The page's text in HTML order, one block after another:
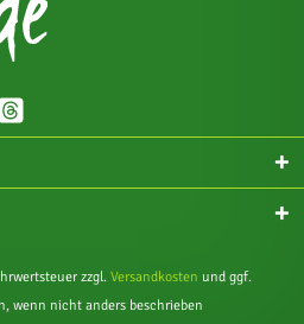
zzgl. Versandkosten und ggf.
wenn nicht anders beschrieben